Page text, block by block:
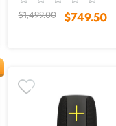
$1,499.00 $749.50